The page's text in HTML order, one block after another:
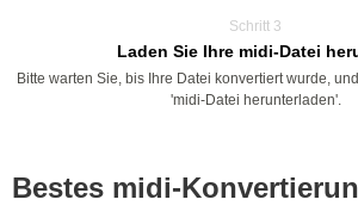
Schritt 3
Laden Sie Ihre midi-Datei
Bitte warten Sie, bis Ihre Datei konvertiert wurde,
'midi-Datei herunterladen'.
Bestes midi-